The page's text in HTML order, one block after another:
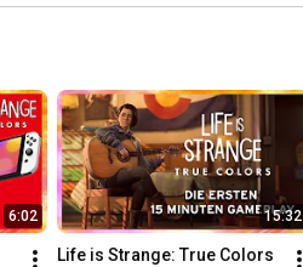
6:02 15:32
Life is Strange: True Colors